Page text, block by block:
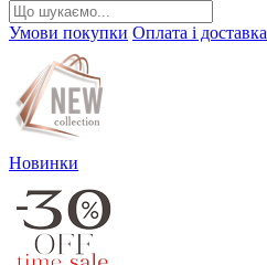
Умови покупки Оплата і доставка
Новинки